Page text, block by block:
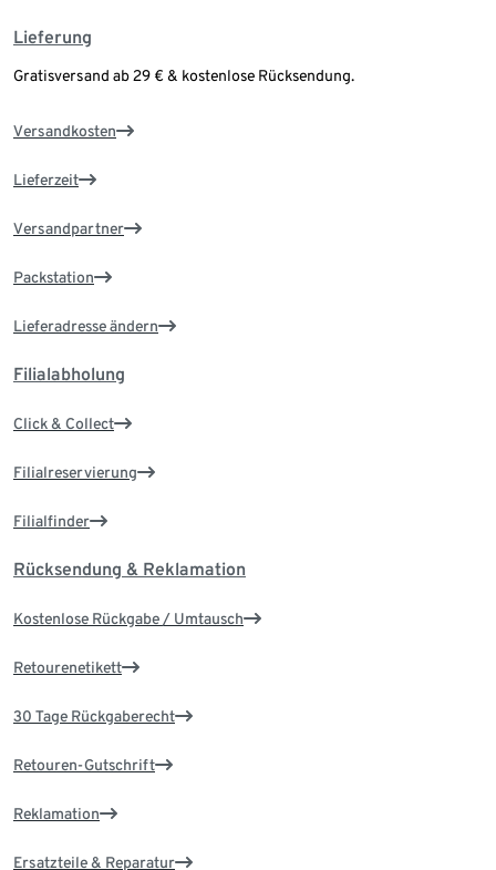
Lieferung
Gratisversand ab 29 € & kostenlose Rücksendung.
Versandkosten
Lieferzeit
Versandpartner
Packstation
Lieferadresse ändern
Filialabholung
Click & Collect
Filialreservierung
Filialfinder
Rücksendung & Reklamation
Kostenlose Rückgabe / Umtausch
Retourenetikett
30 Tage Rückgaberecht
Retouren-Gutschrift
Reklamation
Ersatzteile & Reparatur